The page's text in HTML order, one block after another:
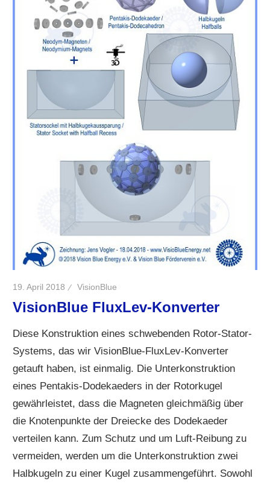
19. April 2018 VisionBlue
VisionBlue FluxLev-Konverter
Diese Konstruktion eines schwebenden Rotor-Stator-
Systems, das wir VisionBlue-FluxLev-Konverter
getauft haben, ist einmalig. Die Unterkonstruktion
eines Pentakis-Dodekaeders in der Rotorkugel
gewährleistet, dass die Magneten gleichmäßig über
die Knotenpunkte der Dreiecke des Dodekaeder
verteilen kann. Zum Schutz und um Luft-Reibung zu
vermeiden, werden um die Unterkonstruktion zwei
Halbkugeln zu einer Kugel zusammengeführt. Sowohl